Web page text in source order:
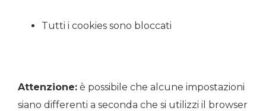
Tutti i cookies sono bloccati
Attenzione: è possibile che alcune impostazioni
siano differenti a seconda che si utilizzi il browser